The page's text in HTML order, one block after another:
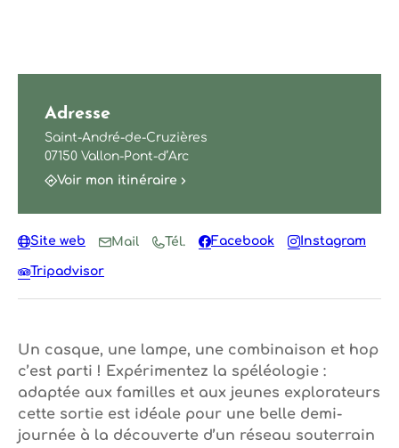
Un casque, une lampe, une combinaison et hop
c’est parti ! Expérimentez la spéléologie :
adaptée aux familles et aux jeunes explorateurs
cette sortie est idéale pour une belle demi-
journée à la découverte d’un réseau souterrain
Adresse
Saint-André-de-Cruzières
07150 Vallon-Pont-d’Arc
Voir mon itinéraire
Site web Mail Tél. Facebook Instagram
Tripadvisor